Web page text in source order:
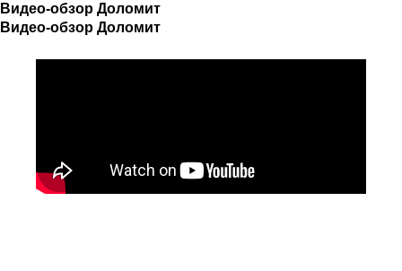
Видео-обзор Доломит
Видео-обзор Доломит
Аксессуары